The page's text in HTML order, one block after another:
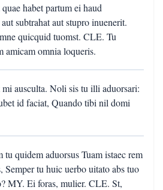
habet partum ei haud
subtrahat aut stupro inuenerit.
quicquid tuomst. CLE. Tu
amicam omnia loqueris.
ausculta. Noli sis tu illi aduorsari:
id faciat, Quando tibi nil domi
tu quidem aduorsus Tuam istaec rem
tu huic uerbo uitato abs tuo
MY. Ei foras, mulier. CLE. St,